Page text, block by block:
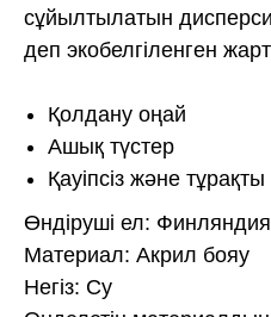
сұйылтылатын
деп экобелгіленген
Қолдану оңай
Ашық түстер
Қауіпсіз және
Өндіруші ел: Финляндия
Материал: Акрил бояу
Негіз: Су